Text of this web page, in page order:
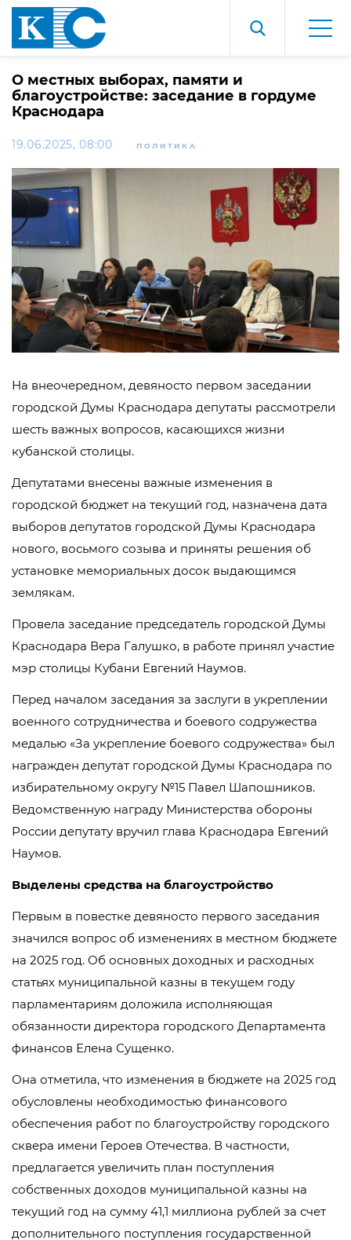
О местных выборах, памяти и
благоустройстве: заседание в гордуме
Краснодара
19.06.2025, 08:00 ПОЛИТИКА
На внеочередном, девяносто первом заседании
городской Думы Краснодара депутаты рассмотрели
шесть важных вопросов, касающихся жизни
кубанской столицы.
Депутатами внесены важные изменения в
городской бюджет на текущий год, назначена дата
выборов депутатов городской Думы Краснодара
нового, восьмого созыва и приняты решения об
установке мемориальных досок выдающимся
землякам.
Провела заседание председатель городской Думы
Краснодара Вера Галушко, в работе принял участие
мэр столицы Кубани Евгений Наумов.
Перед началом заседания за заслуги в укреплении
военного сотрудничества и боевого содружества
медалью «За укрепление боевого содружества» был
награжден депутат городской Думы Краснодара по
избирательному округу №15 Павел Шапошников.
Ведомственную награду Министерства обороны
России депутату вручил глава Краснодара Евгений
Наумов.
Выделены средства на благоустройство
Первым в повестке девяносто первого заседания
значился вопрос об изменениях в местном бюджете
на 2025 год. Об основных доходных и расходных
статьях муниципальной казны в текущем году
парламентариям доложила исполняющая
обязанности директора городского Департамента
финансов Елена Сущенко.
Она отметила, что изменения в бюджете на 2025 год
обусловлены необходимостью финансового
обеспечения работ по благоустройству городского
сквера имени Героев Отечества. В частности,
предлагается увеличить план поступления
собственных доходов муниципальной казны на
текущий год на сумму 41,1 миллиона рублей за счет
дополнительного поступления государственной